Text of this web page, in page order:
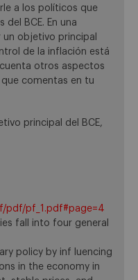
a los políticos que
BCE. En una
objetivo principal
de la inflación está
otros aspectos
comentas en tu
principal del BCE,
pdf/pf_1.pdf#page=4
fall into four general
policy by inf luencing
in the economy in